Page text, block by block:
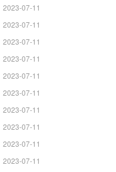
2023-07-11
2023-07-11
2023-07-11
2023-07-11
2023-07-11
2023-07-11
2023-07-11
2023-07-11
2023-07-11
2023-07-11